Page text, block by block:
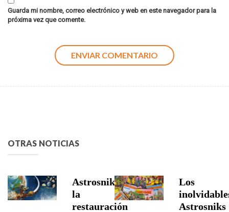
Guarda mi nombre, correo electrónico y web en este navegador para la
próxima vez que comente.
OTRAS NOTICIAS
Astrosniks,
la
restauración
Los
Astrosniks